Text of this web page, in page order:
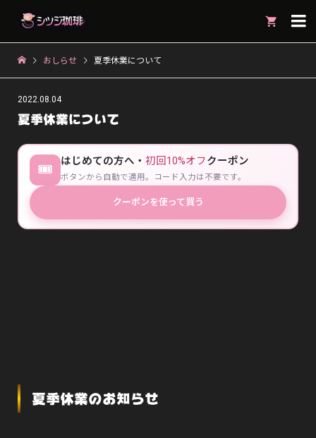

おしらせ 夏季休業について
2022.08.04
夏季休業について
🎟 はじめての方へ・初回10%オフクーポン
ボタンから自動で適用。コード入力は不要です。
クーポンを使って買う
夏季休業のお知らせ